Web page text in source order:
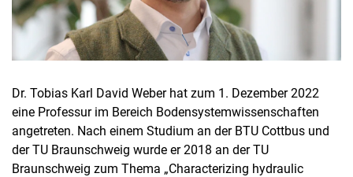
Dr. Tobias Karl David Weber hat zum 1. Dezember 2022
eine Professur im Bereich Bodensystemwissenschaften
angetreten. Nach einem Studium an der BTU Cottbus und
der TU Braunschweig wurde er 2018 an der TU
Braunschweig zum Thema „Characterizing hydraulic